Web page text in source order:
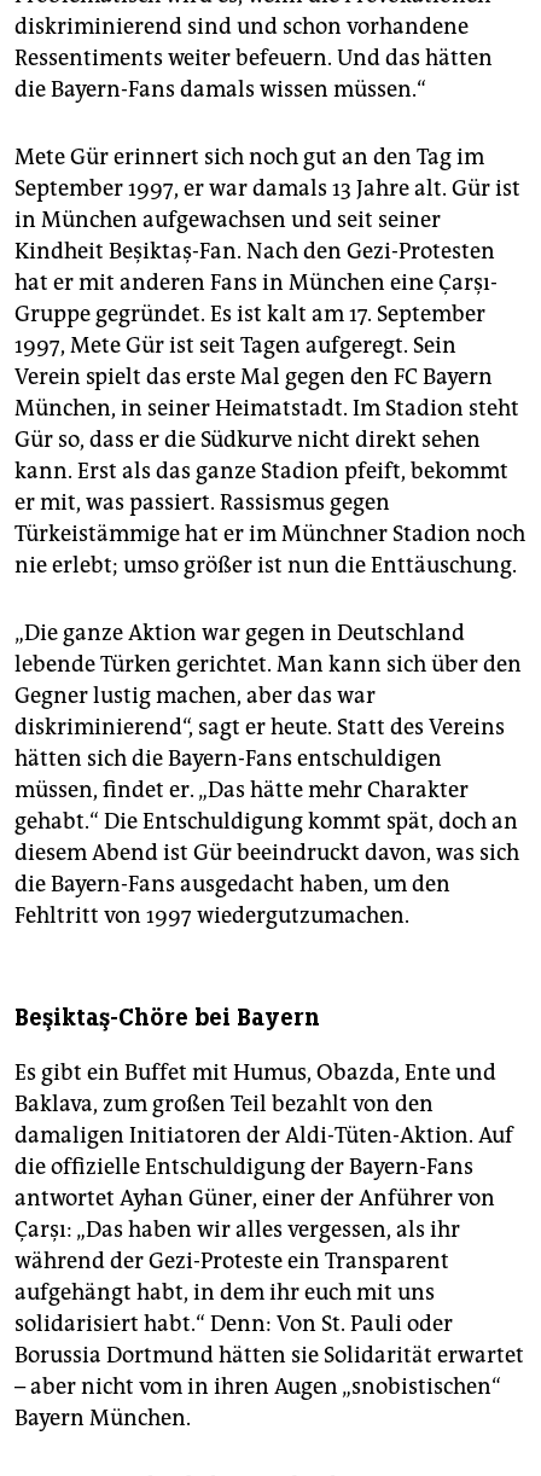
diskriminierend sind und schon vorhandene
Ressentiments weiter befeuern. Und das hätten
die Bayern-Fans damals wissen müssen.“
Mete Gür erinnert sich noch gut an den Tag im
September 1997, er war damals 13 Jahre alt. Gür ist
in München aufgewachsen und seit seiner
Kindheit Beşiktaş-Fan. Nach den Gezi-Protesten
hat er mit anderen Fans in München eine Çarşı-
Gruppe gegründet. Es ist kalt am 17. September
1997, Mete Gür ist seit Tagen aufgeregt. Sein
Verein spielt das erste Mal gegen den FC Bayern
München, in seiner Heimatstadt. Im Stadion steht
Gür so, dass er die Südkurve nicht direkt sehen
kann. Erst als das ganze Stadion pfeift, bekommt
er mit, was passiert. Rassismus gegen
Türkeistämmige hat er im Münchner Stadion noch
nie erlebt; umso größer ist nun die Enttäuschung.
„Die ganze Aktion war gegen in Deutschland
lebende Türken gerichtet. Man kann sich über den
Gegner lustig machen, aber das war
diskriminierend“, sagt er heute. Statt des Vereins
hätten sich die Bayern-Fans entschuldigen
müssen, findet er. „Das hätte mehr Charakter
gehabt.“ Die Entschuldigung kommt spät, doch an
diesem Abend ist Gür beeindruckt davon, was sich
die Bayern-Fans ausgedacht haben, um den
Fehltritt von 1997 wiedergutzumachen.
Beşiktaş-Chöre bei Bayern
Es gibt ein Buffet mit Humus, Obaz­da, Ente und
Baklava, zum großen Teil bezahlt von den
damaligen Initiatoren der Aldi-Tüten-Aktion. Auf
die offizielle Entschuldigung der Bayern-Fans
antwortet Ayhan Güner, einer der Anführer von
Çarşı: „Das haben wir alles vergessen, als ihr
während der Gezi-Proteste ein Transparent
aufgehängt habt, in dem ihr euch mit uns
solidarisiert habt.“ Denn: Von St. Pauli oder
Borussia Dortmund hätten sie Solidarität erwartet
– aber nicht vom in ihren Augen „snobistischen“
Bayern München.